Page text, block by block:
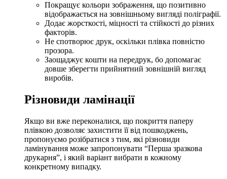
Покращує кольори зображення, що позитивно
відображається на зовнішньому вигляді поліграфії.
Додає жорсткості, міцності та стійкості до різних
факторів.
Не спотворює друк, оскільки плівка повністю
прозора.
Заощаджує кошти на передрук, бо допомагає
довше зберегти прийнятний зовнішній вигляд
виробів.
Різновиди ламінації
Якщо ви вже переконалися, що покриття паперу
плівкою дозволяє захистити її від пошкоджень,
пропонуємо розібратися з тим, які різновиди
ламінування може запропонувати “Перша зразкова
друкарня”, і який варіант вибрати в кожному
конкретному випадку.